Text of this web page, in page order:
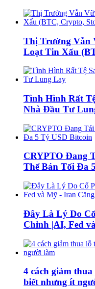
Thị Trường Vẫn
Loạt Tin Xấu
Tình Hình Rất
Nhà Đầu Tư
CRYPTO Đang
Thể Bán Tối Đa
Đây Là Lý Do
Chỉnh |AI, Fed
4 cách giảm
biết nhưng ít